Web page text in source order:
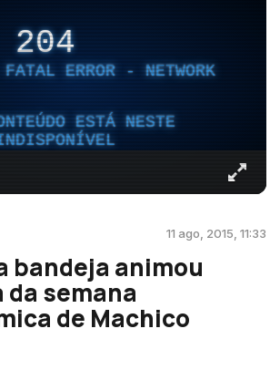
204
ERROR - NETWORK
ESTÁ NESTE
11 ago, 2015, 11:33
bandeja animou
semana
de Machico